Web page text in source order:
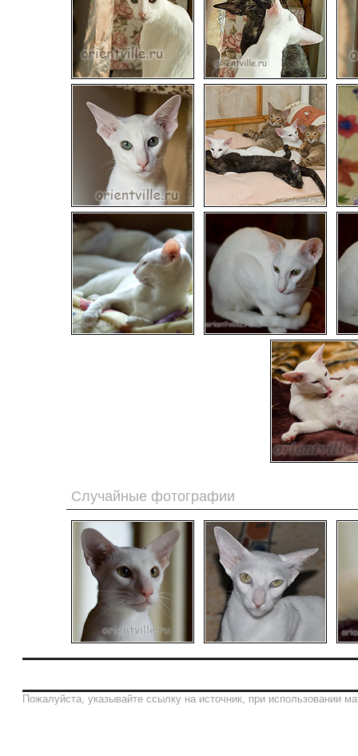
Случайные фотографии
Пожалуйста, указывайте ссылку на источник, при использовании